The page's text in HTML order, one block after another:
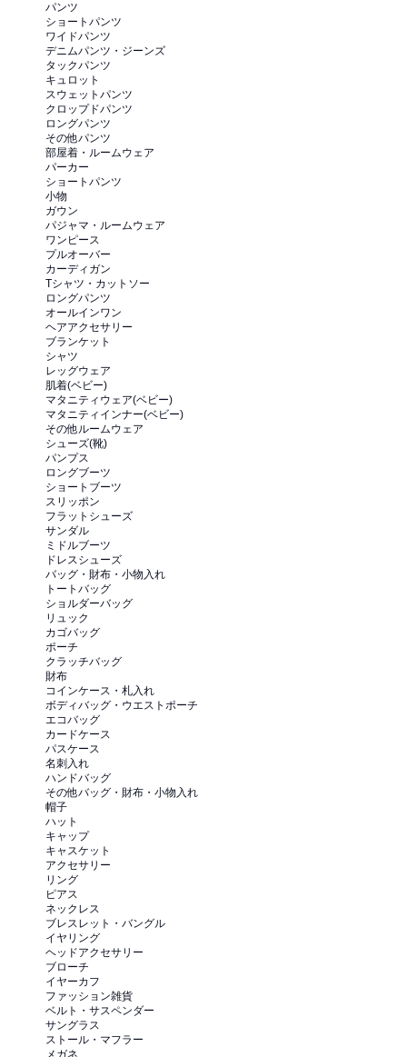
パンツ
ショートパンツ
ワイドパンツ
デニムパンツ・ジーンズ
タックパンツ
キュロット
スウェットパンツ
クロップドパンツ
ロングパンツ
その他パンツ
部屋着・ルームウェア
パーカー
ショートパンツ
小物
ガウン
パジャマ・ルームウェア
ワンピース
プルオーバー
カーディガン
Tシャツ・カットソー
ロングパンツ
オールインワン
ヘアアクセサリー
ブランケット
シャツ
レッグウェア
肌着(ベビー)
マタニティウェア(ベビー)
マタニティインナー(ベビー)
その他ルームウェア
シューズ(靴)
パンプス
ロングブーツ
ショートブーツ
スリッポン
フラットシューズ
サンダル
ミドルブーツ
ドレスシューズ
バッグ・財布・小物入れ
トートバッグ
ショルダーバッグ
リュック
カゴバッグ
ポーチ
クラッチバッグ
財布
コインケース・札入れ
ボディバッグ・ウエストポーチ
エコバッグ
カードケース
パスケース
名刺入れ
ハンドバッグ
その他バッグ・財布・小物入れ
帽子
ハット
キャップ
キャスケット
アクセサリー
リング
ピアス
ネックレス
ブレスレット・バングル
イヤリング
ヘッドアクセサリー
ブローチ
イヤーカフ
ファッション雑貨
ベルト・サスペンダー
サングラス
ストール・マフラー
メガネ